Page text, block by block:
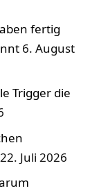
fertig
6. August
Trigger die
22. Juli 2026